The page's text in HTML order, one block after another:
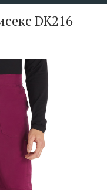
DK216